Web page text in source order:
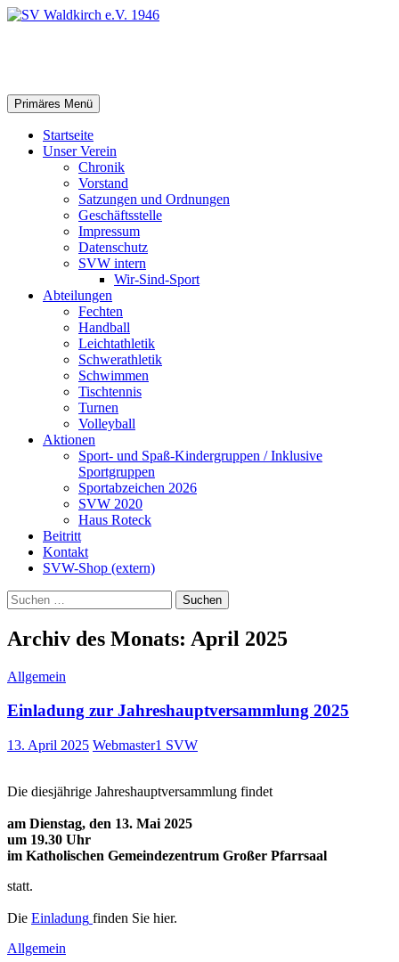
Zum
Suchen
Primäres Menü
Startseite
Unser Verein
Chronik
Vorstand
Satzungen und Ordnungen
Geschäftsstelle
Impressum
Datenschutz
SVW intern
Wir-Sind-Sport
Abteilungen
Fechten
Handball
Leichtathletik
Schwerathletik
Schwimmen
Tischtennis
Turnen
Volleyball
Aktionen
Sport- und Spaß-Kindergruppen / Inklusive
Sportgruppen
Sportabzeichen 2026
SVW 2020
Haus Roteck
Beitritt
Kontakt
SVW-Shop (extern)
Suchen
nach:
Archiv des Monats: April 2025
Allgemein
Einladung zur Jahreshauptversammlung 2025
13. April 2025 Webmaster1 SVW
Die diesjährige Jahreshauptversammlung findet
am Dienstag, den 13. Mai 2025
um 19.30 Uhr
im Katholischen Gemeindezentrum Großer Pfarrsaal
statt.
Die Einladung finden Sie hier.
Allgemein